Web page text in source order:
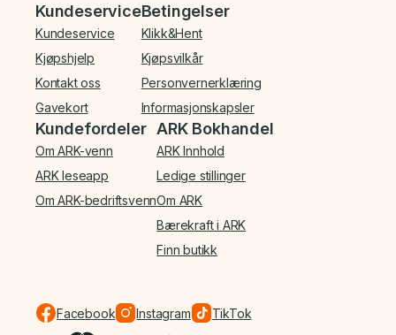
Bunnmeny
Kundeservice
Kundeservice
Kjøpshjelp
Kontakt oss
Gavekort
Betingelser
Klikk&Hent
Kjøpsvilkår
Personvernerklæring
Informasjonskapsler
Kundefordeler
Om ARK-venn
ARK leseapp
Om ARK-bedriftsvenn
ARK Bokhandel
ARK Innhold
Ledige stillinger
Om ARK
Bærekraft i ARK
Finn butikk
Facebook Instagram TikTok